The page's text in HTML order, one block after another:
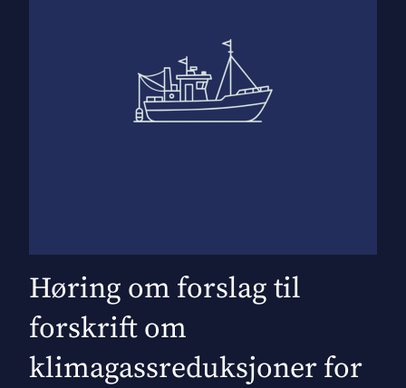
Høring om forslag til
forskrift om
klimagassreduksjoner for